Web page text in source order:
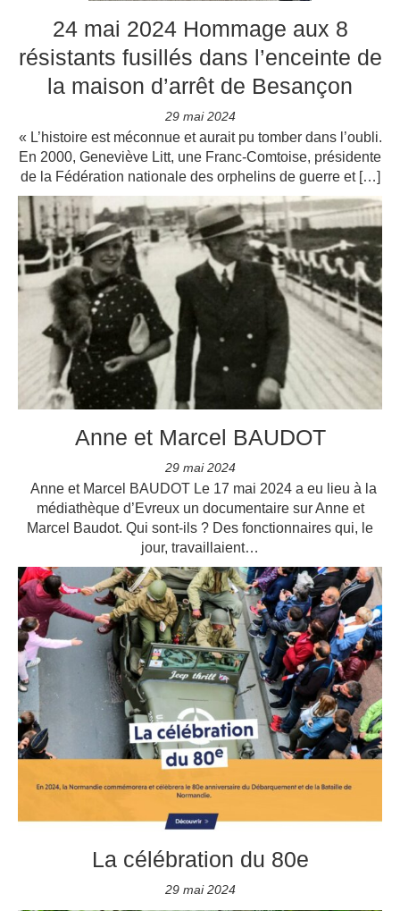
24 mai 2024 Hommage aux 8
résistants fusillés dans l’enceinte de
la maison d’arrêt de Besançon
29 mai 2024
« L’histoire est méconnue et aurait pu tomber dans l’oubli.
En 2000, Geneviève Litt, une Franc-Comtoise, présidente
de la Fédération nationale des orphelins de guerre et […]
Anne et Marcel BAUDOT
29 mai 2024
Anne et Marcel BAUDOT Le 17 mai 2024 a eu lieu à la
médiathèque d’Evreux un documentaire sur Anne et
Marcel Baudot. Qui sont-ils ? Des fonctionnaires qui, le
jour, travaillaient…
La célébration du 80e
29 mai 2024